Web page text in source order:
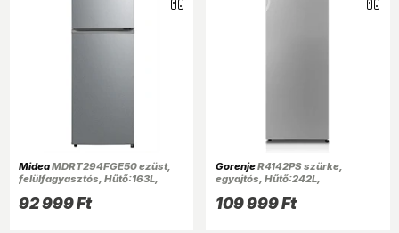
MideaMDRT294FGE50 ezüst,
felülfagyasztós, Hűtő:163L,
92 999 Ft
GorenjeR4142PS szürke,
egyajtós, Hűtő:242L,
109 999 Ft